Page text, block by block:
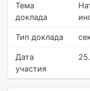
Тема
доклада
Тип доклада
Дата
участия